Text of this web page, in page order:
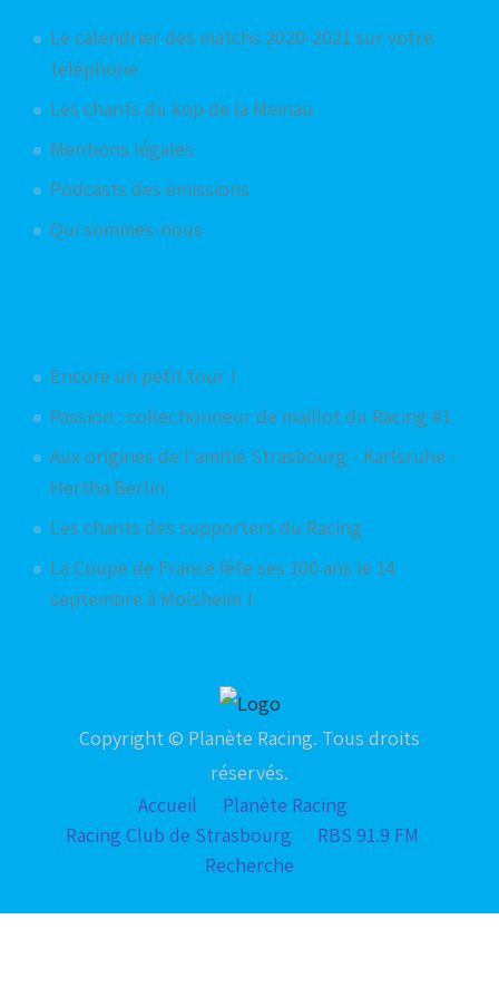
Le calendrier des matchs 2020-2021 sur votre
téléphone
Les chants du kop de la Meinau
Mentions légales
Podcasts des émissions
Qui sommes-nous
Encore un petit tour !
Passion : collectionneur de maillot du Racing #1
Aux origines de l'amitié Strasbourg - Karlsruhe -
Hertha Berlin
Les chants des supporters du Racing
La Coupe de France fête ses 100 ans le 14
septembre à Molsheim !
Copyright © Planète Racing. Tous droits
réservés.
Accueil
Planète Racing
Racing Club de Strasbourg
RBS 91.9 FM
Recherche